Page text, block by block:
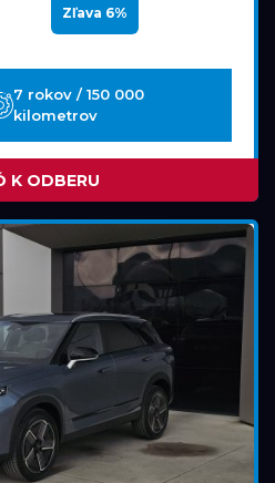
Zľava 6%
7 rokov / 150 000
kilometrov
K ODBERU